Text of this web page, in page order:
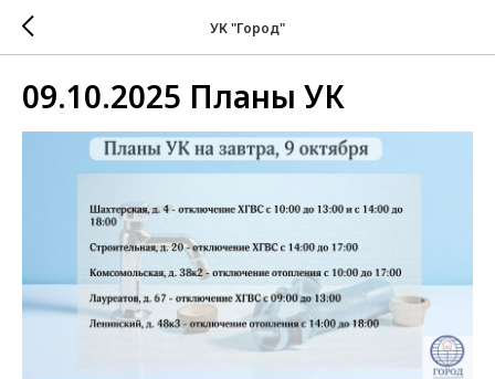
УК "Город"
09.10.2025 Планы УК